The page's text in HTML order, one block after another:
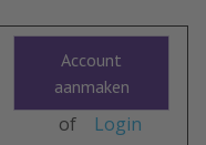
Account
aanmaken
of Login